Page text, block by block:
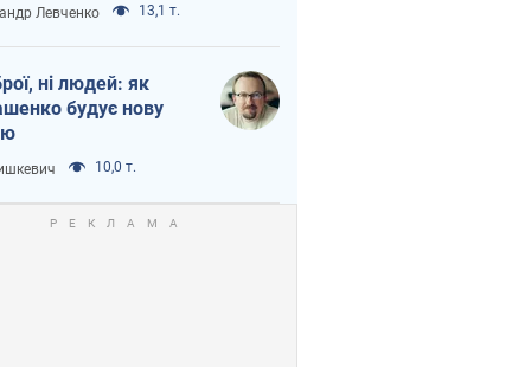
Левченко 13,1 т.
ні людей: як
будує нову
10,0 т.